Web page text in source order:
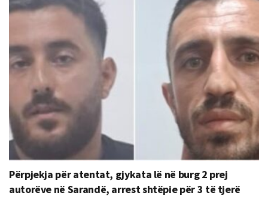
Përpjekja për atentat, gjykata lë në burg 2 prej
autorëve në Sarandë, arrest shtëpie për 3 të tjerë